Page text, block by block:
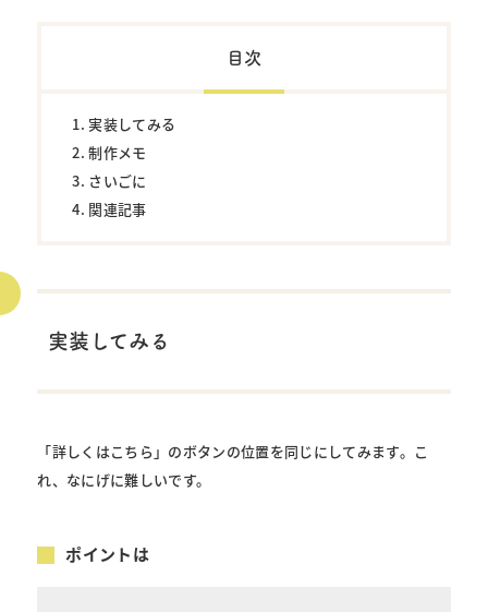
目次
実装してみる
制作メモ
さいごに
関連記事
実装してみる
「詳しくはこちら」のボタンの位置を同じにしてみます。こ
れ、なにげに難しいです。
ポイントは